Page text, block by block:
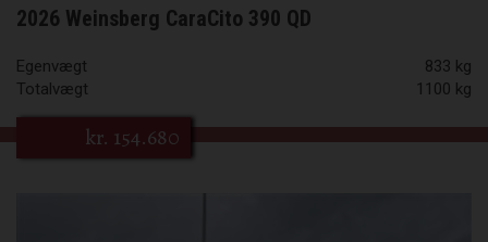
2026 Weinsberg CaraCito 390 QD
Egenvægt
833 kg
Totalvægt
1100 kg
kr. 154.680